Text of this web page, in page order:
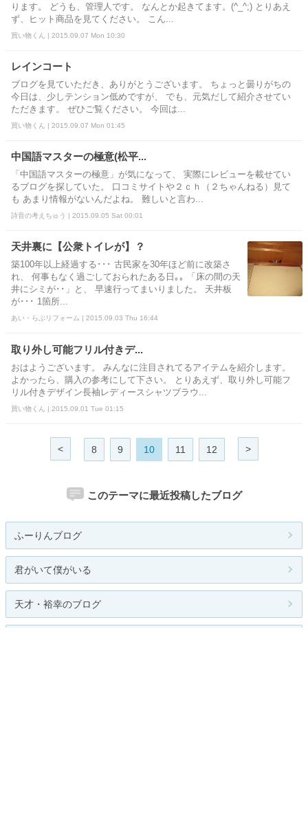
ります。 どうも、管理人です。 なんとか起きてます。(^_^;) とりあえ
ず、ヒット商品を見てください。 こん...
買い物くん | 2015.09.07 Mon 10:30
レインコート
ブログを見ていただき、ありがとうございます。 ちょっと曇りがちの
今日は、少しテンション低めですが、 でも、元気だして紹介させてい
ただきます。 ぜひご覧ください。 今回は...
買い物くん | 2015.09.07 Mon 01:45
中国語マスターの極意(松平...
「中国語マスターの極意」が気になって、 実際にレビューを載せてい
るブログを探していた。 口コミサイトや２ｃｈ（２ちゃんねる）見て
も あまり情報がないんだよね。 難しいと言わ...
詩音の考えちゅう | 2015.09.05 Sat 00:01
天井裏に【公衆トイレが】？
築100年以上経過する･･･ 古民家を30年ほど前に改築さ
れ、 何事もなく過ごしておられたある日｡｡ 「床の間の天
井にシミが･･」と、 早速行ってまいりました。 天井板
が･･･ 1箇所...
あい・らぶリフォーム | 2015.09.03 Thu 16:44
取り外し可能フリル付きデ...
おはようございます。 みんなに注目されてるアイテムを紹介します。
よかったら、購入の参考にして下さい。 とりあえず、取り外し可能フ
リル付きデザイン長袖レディースシャツブラウ...
買い物くん | 2015.09.01 Tue 01:15
< 8 9 10 11 12 >
このテーマに最近投稿したブログ
ふーりんブログ
君がいて僕がいる
天才・裕幸のブログ